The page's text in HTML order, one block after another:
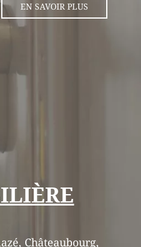
EN SAVOIR PLUS
Châteaubourg,